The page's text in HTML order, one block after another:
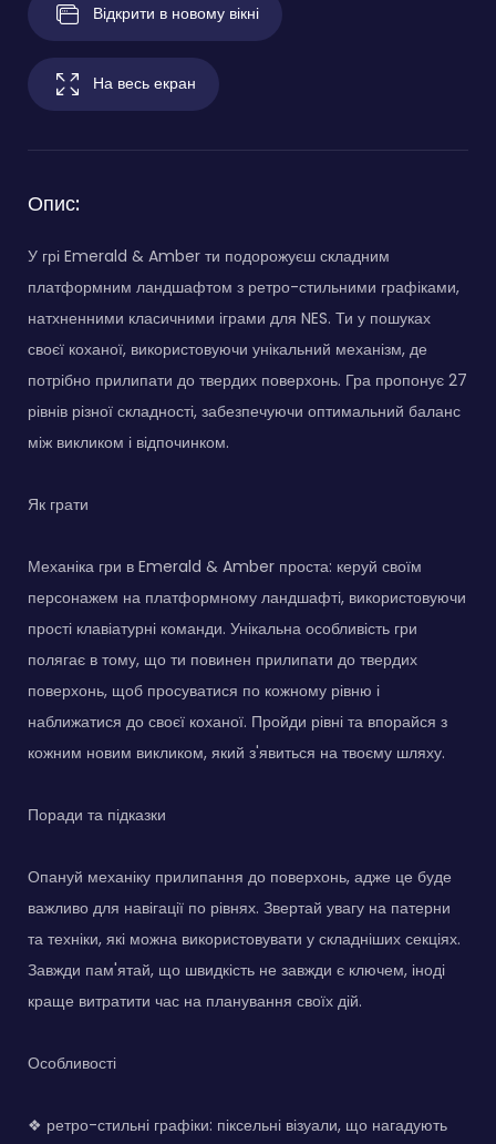
Відкрити в новому вікні
На весь екран
Опис:
У грі Emerald & Amber ти подорожуєш складним
платформним ландшафтом з ретро-стильними графіками,
натхненними класичними іграми для NES. Ти у пошуках
своєї коханої, використовуючи унікальний механізм, де
потрібно прилипати до твердих поверхонь. Гра пропонує 27
рівнів різної складності, забезпечуючи оптимальний баланс
між викликом і відпочинком.
Як грати
Механіка гри в Emerald & Amber проста: керуй своїм
персонажем на платформному ландшафті, використовуючи
прості клавіатурні команди. Унікальна особливість гри
полягає в тому, що ти повинен прилипати до твердих
поверхонь, щоб просуватися по кожному рівню і
наближатися до своєї коханої. Пройди рівні та впорайся з
кожним новим викликом, який з'явиться на твоєму шляху.
Поради та підказки
Опануй механіку прилипання до поверхонь, адже це буде
важливо для навігації по рівнях. Звертай увагу на патерни
та техніки, які можна використовувати у складніших секціях.
Завжди пам'ятай, що швидкість не завжди є ключем, іноді
краще витратити час на планування своїх дій.
Особливості
❖ ретро-стильні графіки: піксельні візуали, що нагадують